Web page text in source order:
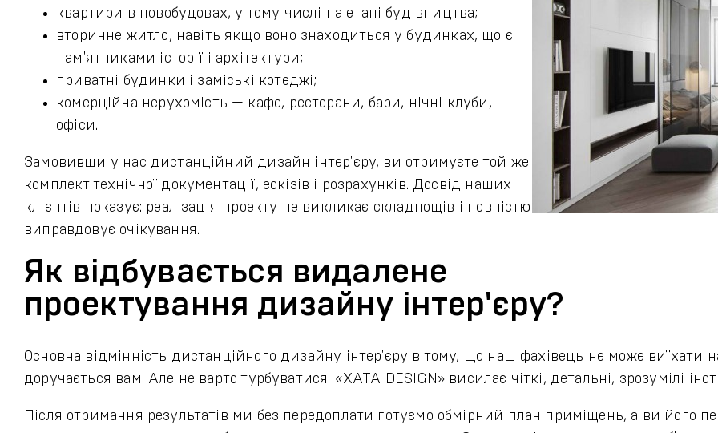
квартири в новобудовах, у тому числі на етапі будівництва;
вторинне житло, навіть якщо воно знаходиться у будинках, що є
пам'ятниками історії і архітектури;
приватні будинки і заміські котеджі;
комерційна нерухомість — кафе, ресторани, бари, нічні клуби,
офіси.
Замовивши у нас дистанційний дизайн інтер'єру, ви отримуєте той же
комплект технічної документації, ескізів і розрахунків. Досвід наших
клієнтів показує: реалізація проекту не викликає складнощів і повністю
виправдовує очікування.
Як відбувається видалене
проектування дизайну інтер'єру?
Основна відмінність дистанційного дизайну інтер'єру в тому, що наш фахівець не може виїхати
доручається вам. Але не варто турбуватися. «ХАТА DESIGN» висилає чіткі, детальні, зрозумілі
Після отримання результатів ми без передоплати готуємо обмірний план приміщень, а ви його